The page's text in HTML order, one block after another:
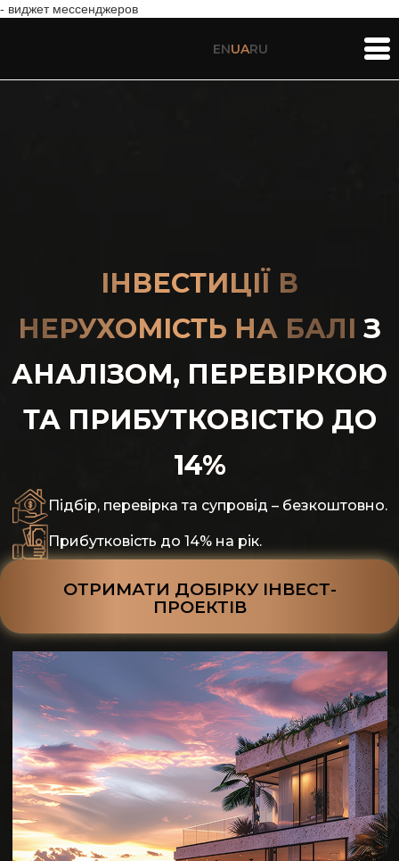
- виджет мессенджеров
ENUARU
ІНВЕСТИЦІЇ В
НЕРУХОМІСТЬ НА БАЛІ З
АНАЛІЗОМ, ПЕРЕВІРКОЮ
ТА ПРИБУТКОВІСТЮ ДО
14%
Підбір, перевірка та супровід – безкоштовно.
Прибутковість до 14% на рік.
ОТРИМАТИ ДОБІРКУ ІНВЕСТ-
ПРОЕКТІВ